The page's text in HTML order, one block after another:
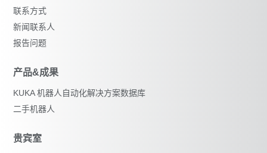
联系方式
新闻联系人
报告问题
产品&成果
KUKA 机器人自动化解决方案数据库
二手机器人
贵宾室